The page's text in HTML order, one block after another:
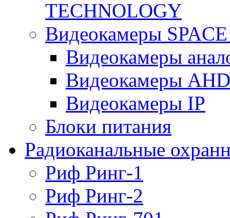
TECHNOLOGY
Видеокамеры
Видеокамеры
Видеокамеры AHD
Видеокамеры IP
Блоки питания
Радиоканальные
Риф Ринг-1
Риф Ринг-2